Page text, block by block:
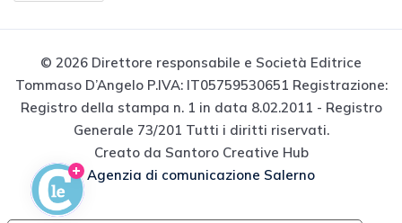
© 2026 Direttore responsabile e Società Editrice
Tommaso D’Angelo P.IVA: IT05759530651 Registrazione:
Registro della stampa n. 1 in data 8.02.2011 - Registro
Generale 73/201 Tutti i diritti riservati.
Creato da Santoro Creative Hub
Agenzia di comunicazione Salerno